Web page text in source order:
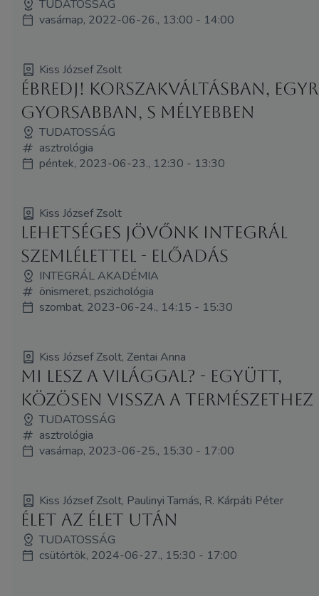
TUDATOSSÁG
vasárnap, 2022-06-26., 13:00 - 14:00
Kiss József Zsolt
Ébredj! Korszakváltásban,
gyorsabban, s mélyebben
TUDATOSSÁG
asztrológia
péntek, 2023-06-23., 12:30 - 13:30
Kiss József Zsolt
Lehetséges jövőnk integrál
szemlélettel - előadás
INTEGRÁL AKADÉMIA
önismeret, pszichológia
szombat, 2023-06-24., 14:15 - 15:30
Kiss József Zsolt, Zentai Anna
Mi lesz a világgal? - együtt,
közösen vissza a természethez
TUDATOSSÁG
asztrológia
vasárnap, 2023-06-25., 15:30 - 17:00
Kiss József Zsolt, Paulinyi Tamás, R. Kárpáti Péter
Élet az élet után
TUDATOSSÁG
csütörtök, 2024-06-27., 15:30 - 17:00